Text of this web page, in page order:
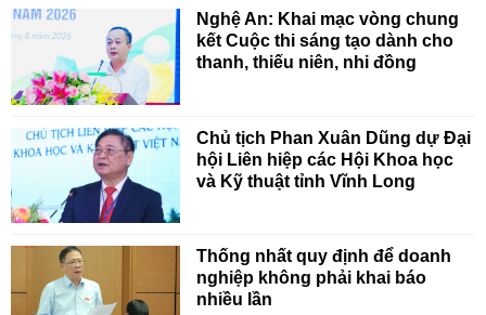
Nghệ An: Khai mạc vòng chung
kết Cuộc thi sáng tạo dành cho
thanh, thiếu niên, nhi đồng
Chủ tịch Phan Xuân Dũng dự Đại
hội Liên hiệp các Hội Khoa học
và Kỹ thuật tỉnh Vĩnh Long
Thống nhất quy định để doanh
nghiệp không phải khai báo
nhiều lần